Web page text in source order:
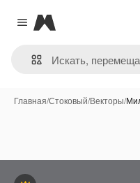
Close menu
Magnific
Главная/Стоковый/Векторы/